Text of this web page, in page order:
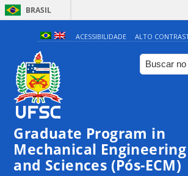
BRASIL
ACESSIBILIDADE ALTO
Graduate Program in
Mechanical Engineering
and Sciences (Pós-ECM)